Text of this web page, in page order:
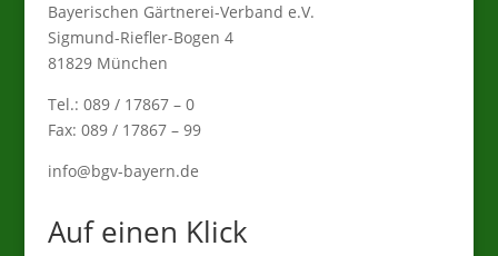
Bayerischen Gärtnerei-Verband e.V.
Sigmund-Riefler-Bogen 4
81829 München
Tel.: 089 / 17867 – 0
Fax: 089 / 17867 – 99
info@bgv-bayern.de
Auf einen Klick